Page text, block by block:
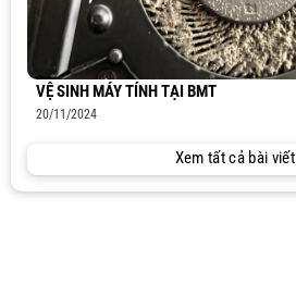
VỆ SINH MÁY TÍNH TẠI BMT
20/11/2024
Xem tất cả bài viết